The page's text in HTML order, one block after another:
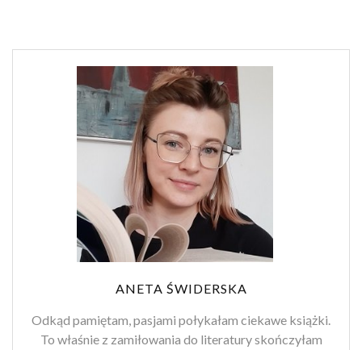
ANETA ŚWIDERSKA
Odkąd pamiętam, pasjami połykałam ciekawe książki.
To właśnie z zamiłowania do literatury skończyłam